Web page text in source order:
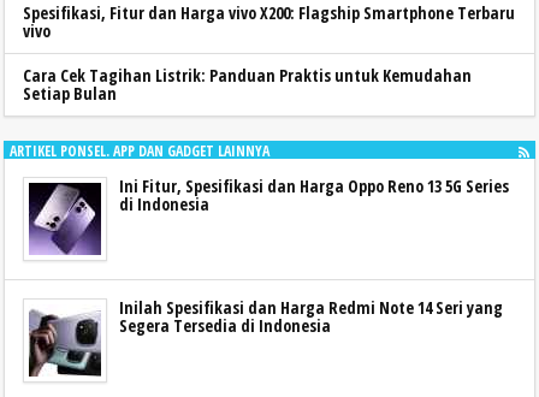
Spesifikasi, Fitur dan Harga vivo X200: Flagship Smartphone Terbaru
vivo
Cara Cek Tagihan Listrik: Panduan Praktis untuk Kemudahan
Setiap Bulan
ARTIKEL PONSEL. APP DAN GADGET LAINNYA
Ini Fitur, Spesifikasi dan Harga Oppo Reno 13 5G Series
di Indonesia
Inilah Spesifikasi dan Harga Redmi Note 14 Seri yang
Segera Tersedia di Indonesia